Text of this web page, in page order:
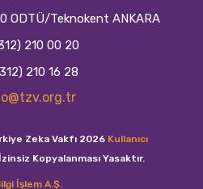
ODTÜ/Teknokent ANKARA
210 00 20
210 16 28
Zeka Vakfı 2026 Kullanıcı
Kopyalanması Yasaktır.
İşlem A.Ş.